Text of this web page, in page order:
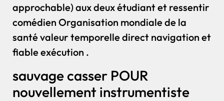
approchable) aux deux étudiant et ressentir
comédien Organisation mondiale de la
santé valeur temporelle direct navigation et
fiable exécution .
sauvage casser POUR
nouvellement instrumentiste